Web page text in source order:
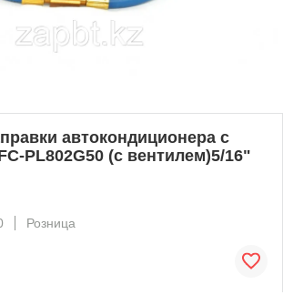
автокондиционера c
PL802G50 (с вентилем)5/16"
Розница